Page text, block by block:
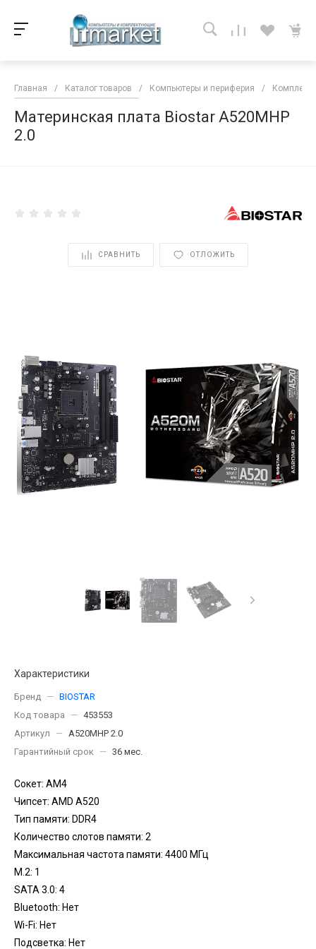
Главная / Каталог товаров / Компьютеры и периферия /
Материнская плата Biostar A520MHP
2.0
СРАВНИТЬ ОТЛОЖИТЬ
Характеристики
Бренд — BIOSTAR
Код товара
— 453553
Артикул
— A520MHP 2.0
Гарантийный срок
— 36 мес.
Сокет: AM4
Чипсет: AMD A520
Тип памяти: DDR4
Количество слотов памяти: 2
Максимальная частота памяти: 4400 МГц
M.2: 1
SATA 3.0: 4
Bluetooth: Нет
Wi-Fi: Нет
Подсветка: Нет